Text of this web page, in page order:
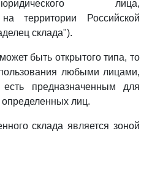
лица,
территории Российской
склада").
быть открытого типа, то
любыми лицами,
предназначенным для
лиц.
склада является зоной